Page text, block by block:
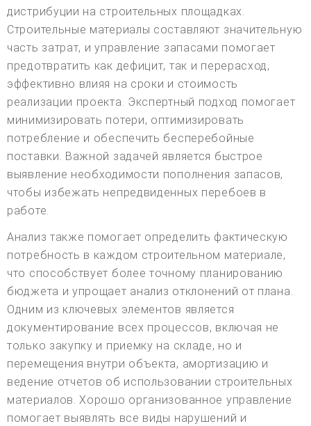
дистрибуции на строительных площадках.
Строительные материалы составляют значительную
часть затрат, и управление запасами помогает
предотвратить как дефицит, так и перерасход,
эффективно влияя на сроки и стоимость
реализации проекта. Экспертный подход помогает
минимизировать потери, оптимизировать
потребление и обеспечить бесперебойные
поставки. Важной задачей является быстрое
выявление необходимости пополнения запасов,
чтобы избежать непредвиденных перебоев в
работе.
Анализ также помогает определить фактическую
потребность в каждом строительном материале,
что способствует более точному планированию
бюджета и упрощает анализ отклонений от плана.
Одним из ключевых элементов является
документирование всех процессов, включая не
только закупку и приемку на складе, но и
перемещения внутри объекта, амортизацию и
ведение отчетов об использовании строительных
материалов. Хорошо организованное управление
помогает выявлять все виды нарушений и